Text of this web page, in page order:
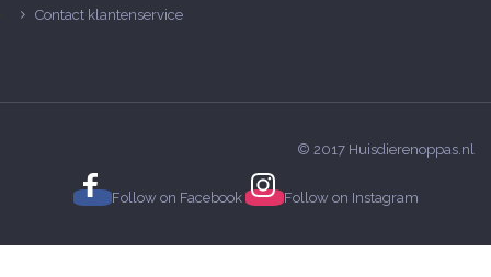
Contact klantenservice
© 2017 Huisdierenoppas.nl
Follow on Facebook Follow on Instagram